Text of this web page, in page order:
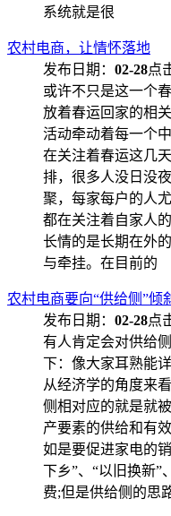
系统就是很
农村电商，让情怀落地
发布日期： 02-28点
或许不只是这一个
放着春运回家的相
活动牵动着每一个
在关注着春运这几
排，很多人没日没
聚，每家每户的人
都在关注着自家人
长情的是长期在外
与牵挂。在目前的
农村电商要向“供给侧”倾
发布日期： 02-28点
有人肯定会对供给
下：像大家耳熟能
从经济学的角度来
侧相对应的就是就
产要素的供给和有
如是要促进家电的
下乡”、“以旧换新”
费;但是供给侧的思